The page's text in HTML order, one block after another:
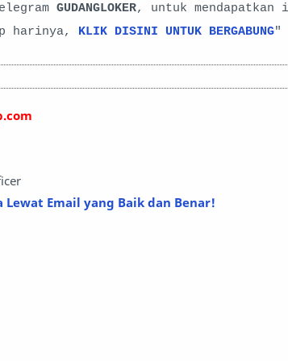
GUDANGLOKER, untuk mendapatkan
harinya, KLIK DISINI UNTUK BERGABUNG"
Lewat Email yang Baik dan Benar!